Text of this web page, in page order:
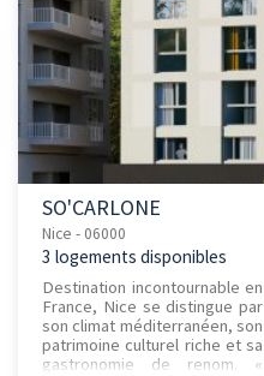
SO'CARLONE
Nice - 06000
3 logements disponibles
Destination incontournable en
France, Nice se distingue par
son climat méditerranéen, son
patrimoine culturel riche et sa
gastronomie de renom. «